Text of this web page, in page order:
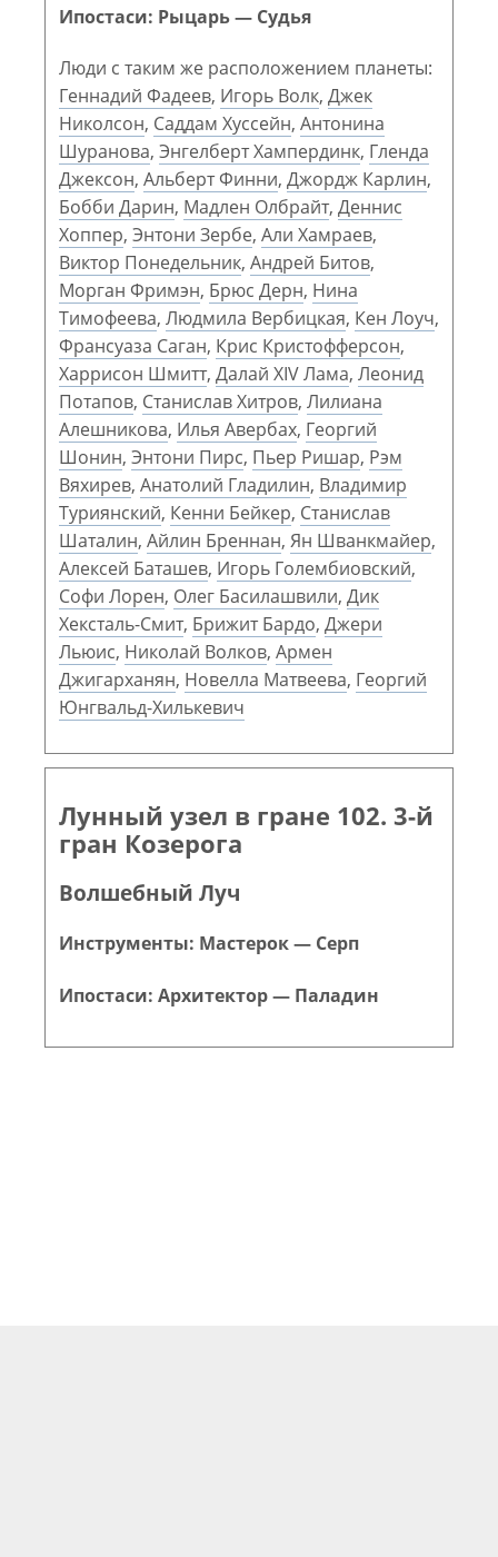
Ипостаси: Рыцарь — Судья
Люди с таким же расположением планеты:
Геннадий Фадеев, Игорь Волк, Джек
Николсон, Саддам Хуссейн, Антонина
Шуранова, Энгелберт Хампердинк, Гленда
Джексон, Альберт Финни, Джордж Карлин,
Бобби Дарин, Мадлен Олбрайт, Деннис
Хоппер, Энтони Зербе, Али Хамраев,
Виктор Понедельник, Андрей Битов,
Морган Фримэн, Брюс Дерн, Нина
Тимофеева, Людмила Вербицкая, Кен Лоуч,
Франсуаза Саган, Крис Кристофферсон,
Харрисон Шмитт, Далай XIV Лама, Леонид
Потапов, Станислав Хитров, Лилиана
Алешникова, Илья Авербах, Георгий
Шонин, Энтони Пирс, Пьер Ришар, Рэм
Вяхирев, Анатолий Гладилин, Владимир
Туриянский, Кенни Бейкер, Станислав
Шаталин, Айлин Бреннан, Ян Шванкмайер,
Алексей Баташев, Игорь Голембиовский,
Софи Лорен, Олег Басилашвили, Дик
Хексталь-Смит, Брижит Бардо, Джери
Льюис, Николай Волков, Армен
Джигарханян, Новелла Матвеева, Георгий
Юнгвальд-Хилькевич
Лунный узел в гране 102. 3-й
гран Козерога
Волшебный Луч
Инструменты: Мастерок — Серп
Ипостаси: Архитектор — Паладин